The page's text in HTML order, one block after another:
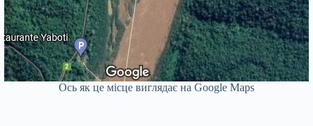
Ось як це місце виглядає на Google Maps